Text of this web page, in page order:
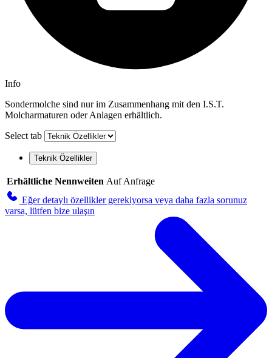
Info
Sondermolche sind nur im Zusammenhang mit den I.S.T.
Molcharmaturen oder Anlagen erhältlich.
Select tab
Teknik Özellikler
Erhältliche Nennweiten Auf Anfrage
Eğer detaylı özellikler gerekiyorsa veya daha fazla sorunuz
varsa, lütfen bize ulaşın